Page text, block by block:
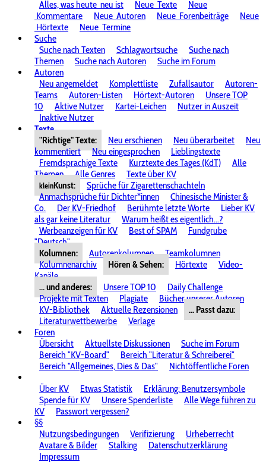
Alles, was heute neu ist Neue Texte
Neue
Kommentare
Neue Autoren Neue Forenbeiträge
Neue
Hörtexte
Neue Termine
Suche
Suche nach Texten
Schlagwortsuche
Suche nach
Themen
Suche nach Autoren
Suche im Forum
Autoren
Neu angemeldet
Komplettliste Zufallsautor
Autoren-
Teams
Autoren-Listen Hörtext-Autoren
Unsere TOP
10
Aktive Nutzer Kartei-Leichen
Nutzer in Auszeit
Inaktive Nutzer
Texte
"Richtige" Texte:
Neu erschienen Neu überarbeitet
Neu
kommentiert
Neu eingesprochen
Lieblingstexte
Fremdsprachige Texte
Kurztexte des Tages (KdT)
Alle
Themen
Alle Genres Texte über KV
kleinKunst:
Sprüche für Zigarettenschachteln
Anmachsprüche für Dichter*innen
Chinesische Minister &
Co.
Der KV-Friedhof Berühmte letzte Worte
Lieber KV
als gar keine Literatur
Warum heißt es eigentlich...?
Werbeanzeigen für KV
Best of SPAM
Fundgrube
"Deutsch"
Kolumnen:
Autorenkolumnen
Teamkolumnen
Kolumnenarchiv
Hören & Sehen: Hörtexte
Video-
Kanäle
... und anderes:
Unsere TOP 10
Daily Challenge
Projekte mit Texten
Plagiate
Bücher unserer Autoren
KV-Bibliothek
Aktuelle Rezensionen
... Passt dazu:
Literaturwettbewerbe
Verlage
Foren
Übersicht
Aktuellste Diskussionen
Suche im Forum
Bereich "KV-Board"
Bereich "Literatur & Schreiberei"
Bereich "Allgemeines, Dies & Das"
Nichtöffentliche Foren
Über KV
Etwas Statistik
Erklärung: Benutzersymbole
Spende für KV
Unsere Spenderliste
Alle Wege führen zu
KV
Passwort vergessen?
§§
Nutzungsbedingungen
Verifizierung
Urheberrecht
Avatare & Bilder
Stalking
Datenschutzerklärung
Impressum